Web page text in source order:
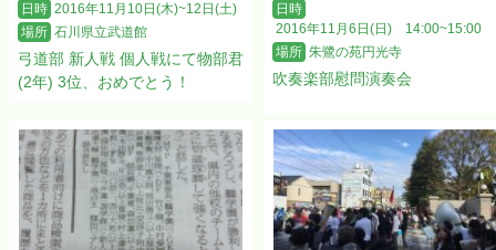
日時 2016年11月10日(木)~12日(土)
場所 石川県立武道館
弓道部 新人戦 個人戦にて物部君
(2年) 3位、おめでとう！
日時
2016年11月6日(日) 14:00~15:00
場所 朱鷺の苑円光寺
吹奏楽部慰問演奏会